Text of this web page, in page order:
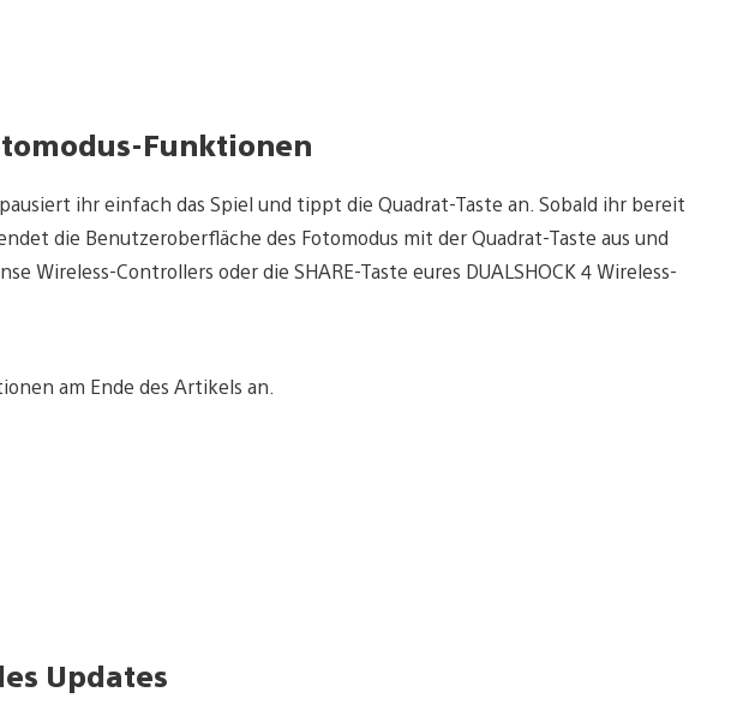
Funktionen
ihr einfach das Spiel und tippt die Quadrat-Taste an. Sobald ihr bereit
die Benutzeroberfläche des Fotomodus mit der Quadrat-Taste aus und
Wireless-Controllers oder die SHARE-Taste eures DUALSHOCK 4 Wireless-
am Ende des Artikels an.
Updates